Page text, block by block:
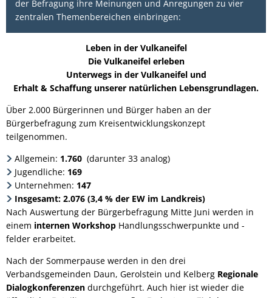
der Befragung ihre Meinungen und Anregungen zu vier
zentralen Themenbereichen einbringen:
Leben in der Vulkaneifel
Die Vulkaneifel erleben
Unterwegs in der Vulkaneifel und
Erhalt & Schaffung unserer natürlichen Lebensgrundlagen.
Über 2.000 Bürgerinnen und Bürger haben an der
Bürgerbefragung zum Kreisentwicklungskonzept
teilgenommen.
Allgemein: 1.760(darunter 33 analog)
Jugendliche: 169
Unternehmen: 147
Insgesamt: 2.076 (3,4 % der EW im Landkreis)
Nach Auswertung der Bürgerbefragung Mitte Juni werden in
einem internen Workshop Handlungsschwerpunkte und -
felder erarbeitet.
Nach der Sommerpause werden in den drei
Verbandsgemeinden Daun, Gerolstein und Kelberg Regionale
Dialogkonferenzen durchgeführt. Auch hier ist wieder die